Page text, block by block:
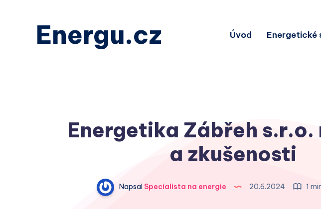
Energu.cz Úvod Energetické
Energetika Zábřeh s.r.o.
a zkušenosti
Napsal Specialista na energie 20.6.2024 1